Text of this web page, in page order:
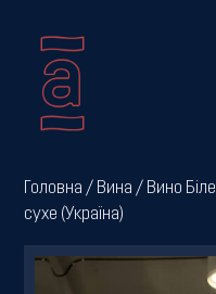
Про
нас
Головна / Вина / Вино Біле
сухе (Україна)